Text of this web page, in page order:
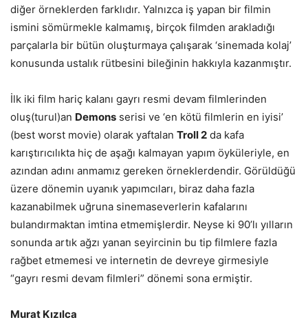
diğer örneklerden farklıdır. Yalnızca iş yapan bir filmin
ismini sömürmekle kalmamış, birçok filmden arakladığı
parçalarla bir bütün oluşturmaya çalışarak ‘sinemada kolaj’
konusunda ustalık rütbesini bileğinin hakkıyla kazanmıştır.
İlk iki film hariç kalanı gayrı resmi devam filmlerinden
oluş(turul)an Demons serisi ve ‘en kötü filmlerin en iyisi’
(best worst movie) olarak yaftalan Troll 2 da kafa
karıştırıcılıkta hiç de aşağı kalmayan yapım öyküleriyle, en
azından adını anmamız gereken örneklerdendir. Görüldüğü
üzere dönemin uyanık yapımcıları, biraz daha fazla
kazanabilmek uğruna sinemaseverlerin kafalarını
bulandırmaktan imtina etmemişlerdir. Neyse ki 90’lı yılların
sonunda artık ağzı yanan seyircinin bu tip filmlere fazla
rağbet etmemesi ve internetin de devreye girmesiyle
“gayrı resmi devam filmleri” dönemi sona ermiştir.
Murat Kızılca